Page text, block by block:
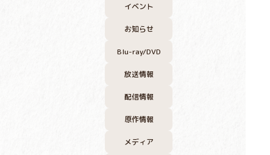
イベント
お知らせ
Blu-ray/DVD
放送情報
配信情報
原作情報
メディア